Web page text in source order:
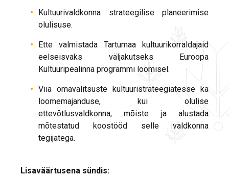
Kultuurivaldkonna strateegilise planeerimise
olulisuse.
Ette valmistada Tartumaa kultuurikorraldajaid
eelseisvaks väljakutseks Euroopa
Kultuuripealinna programmi loomisel.
Viia omavalitsuste kultuuristrateegiatesse ka
loomemajanduse, kui olulise
ettevõtlusvaldkonna, mõiste ja alustada
mõtestatud koostööd selle valdkonna
tegijatega.
Lisaväärtusena sündis: